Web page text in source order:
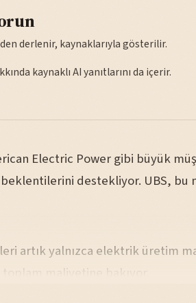
derlenir, kaynaklarıyla gösterilir.
kaynaklı AI yanıtlarını da içerir.
Electric Power gibi büyük
destekliyor. UBS, bu
artık yalnızca elektrik üretim
maliyetine bakıyor.